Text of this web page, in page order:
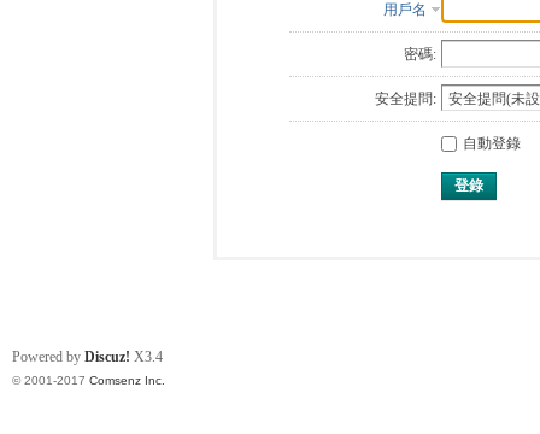
用戶名
密碼:
安全提問:
自動登錄
登錄
Powered by Discuz! X3.4
© 2001-2017 Comsenz Inc.